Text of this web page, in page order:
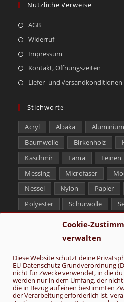
Cookie-
verwalten
Diese Website schützt deine
EU-Datenschutz-Grundverordnung
nicht für Zwecke verwendet, in die
werden nur in dem Umfang, der
die in Bezug auf einen bestimmten
der Verarbeitung erforderlich ist,
Nützliche Verweise
AGB
Widerruf
Impressum
Kontakt, Öffnungszeiten
Liefer- und Versandkonditionen
Stichworte
Acryl Alpaka Aluminium
Baumwolle
Birkenholz
Kaschmir
Lama Leinen
Messing
Microfaser
Nessel
Nylon Papier
Polyester
Schurwolle
Tencel
Yak
Folge uns